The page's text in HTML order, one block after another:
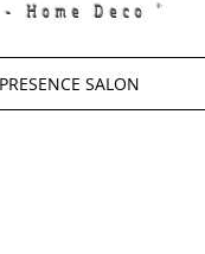
Home Deco "
PRESENCE SALON